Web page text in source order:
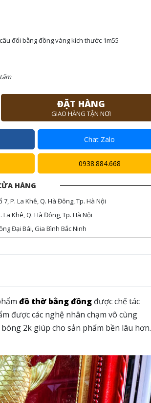
đối bằng đồng vàng kích thước 1m55
ĐẶT HÀNG
GIAO HÀNG TẬN NƠI
Chat Zalo
0938.884.668
HÀNG
P. La Khê, Q. Hà Đông, Tp. Hà Nội
Khê, Q. Hà Đông, Tp. Hà Nội
Đại Bái, Gia Bình Bắc Ninh
đồ thờ bằng đồng được chế tác
được các nghệ nhân chạm vô cùng
2k giúp cho sản phẩm bền lâu hơn.